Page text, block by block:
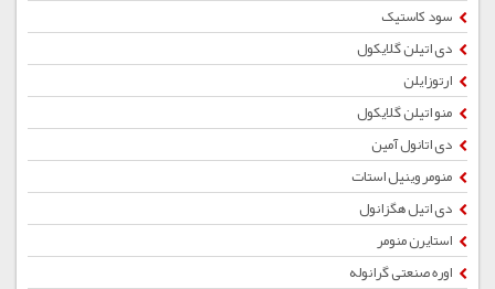
سود کاستیک
دی اتیلن گلایکول
ارتوزایلن
منو اتیلن گلایکول
دی اتانول آمین
منومر وینیل استات
دی اتیل هگزانول
استایرن منومر
اوره صنعتی گرانوله